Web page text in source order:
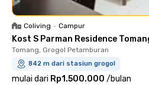
Coliving • Campur
Kost S Parman Residence
Tomang, Grogol Petamburan
842 m dari stasiun grogol
mulai dari Rp1.500.000 /bulan